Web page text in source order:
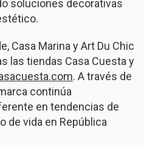
soluciones decorativas
Casa Marina y Art Du Chic
las tiendas Casa Cuesta y
. A través de
continúa
en tendencias de
de vida en República